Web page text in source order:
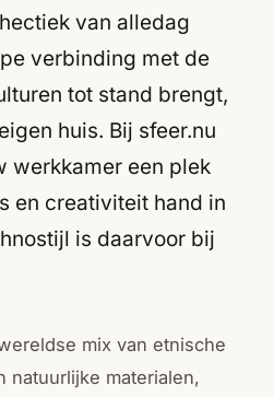
van alledag
verbinding met de
tot stand brengt,
huis. Bij sfeer.nu
werkkamer een plek
en creativiteit hand in
is daarvoor bij
mix van etnische
natuurlijke materialen,